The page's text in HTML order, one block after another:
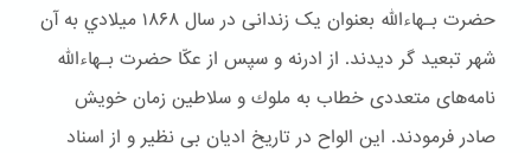
حضرت بـهاءالله بعنوان یک زندانی در سال ۱۸۶۸ ميلادي به آن
شهر تبعيد گر ديدند. از ادرنه و سپس از عکّا حضرت بـهاءالله
نامه‌های متعددی خطاب به ملوك و سلاطین زمان خویش
صادر فرمودند. این الواح در تاریخ ادیان بی نظیر و از اسناد